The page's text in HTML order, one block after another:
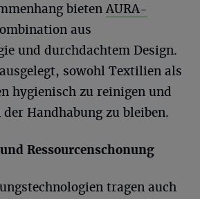
bietenAURA-
aus
und durchdachtem Design.
sowohl Textilien als
hygienisch zu reinigen und
Handhabung zu bleiben.
Ressourcenschonung
tragen auch